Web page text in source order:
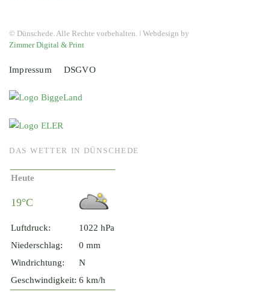
© Dünschede. Alle Rechte vorbehalten. ǀ Webdesign by
Zimmer Digital & Print
Impressum DSGVO
DAS WETTER IN DÜNSCHEDE
Heute
19°C
Luftdruck:
1022 hPa
Niederschlag:
0 mm
Windrichtung:
N
Geschwindigkeit: 6 km/h